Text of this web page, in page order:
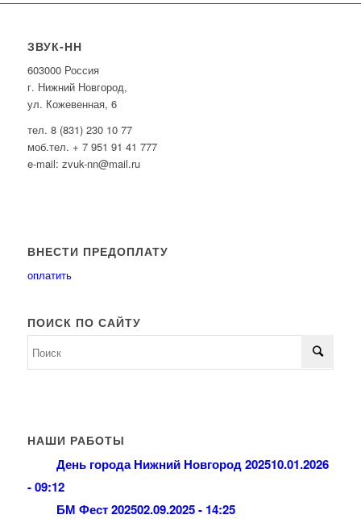
ЗВУК-НН
603000 Россия
г. Нижний Новгород,
ул. Кожевенная, 6
тел. 8 (831) 230 10 77
моб.тел. + 7 951 91 41 777
e-mail: zvuk-nn@mail.ru
ВНЕСТИ ПРЕДОПЛАТУ
оплатить
ПОИСК ПО САЙТУ
НАШИ РАБОТЫ
День города Нижний Новгород 202510.01.2026
- 09:12
БМ Фест 202502.09.2025 - 14:25